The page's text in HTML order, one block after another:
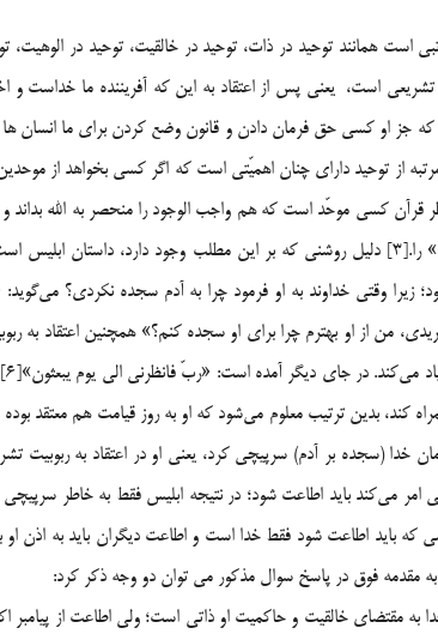
است همانند توحید در ذات، توحید در خالقیت، توحید در
تشريعي است، يعني پس از اعتقاد به اين كه آفريننده ما خداست و
که جز او كسي حق فرمان دادن و قانون وضع كردن براي ما انسان ها
اين مرتبه از توحيد داراي چنان اهميّتي است كه اگر كسي بخواهد از
از نظر قرآن كسي موحّد است كه هم واجب الوجود را منحصر به الله
هم «اله و معبود» را.[3] دليل روشني كه بر اين مطلب وجود دارد،
کند، بدين ترتيب معلوم مي‌شود که او به روز قيامت هم معتقد
خدا (سجده بر آدم) سرپيچي كرد، يعني او در اعتقاد به
بايد اطاعت شود فقط خدا است و اطاعت ديگران بايد به اذن او
مقدمه فوق در پاسخ سوال مذکور می توان دو وجه ذکر کرد:
به مقتضاي خالقيت و حاكميت او ذاتی است؛ ولي اطاعت از پيامبر